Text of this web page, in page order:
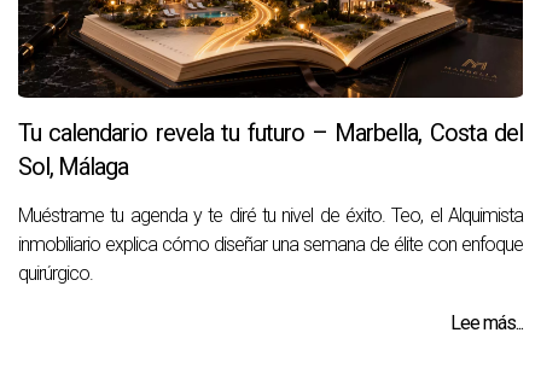
Tu calendario revela tu futuro – Marbella, Costa del
Sol, Málaga
Muéstrame tu agenda y te diré tu nivel de éxito. Teo, el Alquimista
inmobiliario explica cómo diseñar una semana de élite con enfoque
quirúrgico.
Lee más...